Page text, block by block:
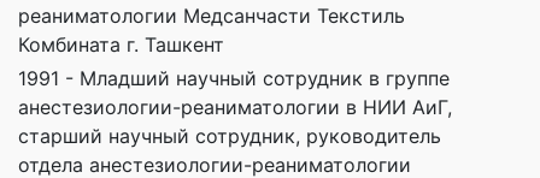
реаниматологии Медсанчасти Текстиль
Комбината г. Ташкент
1991 - Младший научный сотрудник в группе
анестезиологии-реаниматологии в НИИ АиГ,
старший научный сотрудник, руководитель
отдела анестезиологии-реаниматологии